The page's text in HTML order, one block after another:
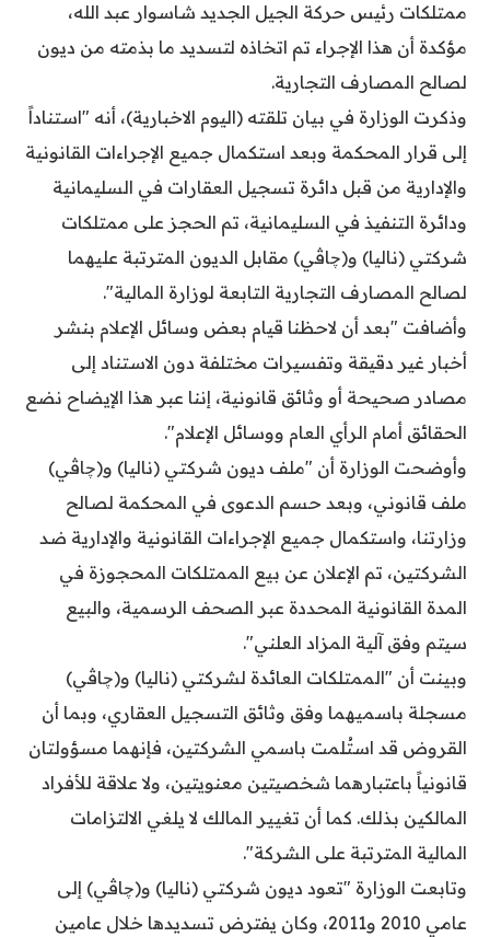
ممتلكات رئيس حركة الجيل الجديد شاسوار عبد الله،
مؤكدة أن هذا الإجراء تم اتخاذه لتسديد ما بذمته من ديون
لصالح المصارف التجارية.
وذكرت الوزارة في بيان تلقته (اليوم الاخبارية)، أنه "استناداً
إلى قرار المحكمة وبعد استكمال جميع الإجراءات القانونية
والإدارية من قبل دائرة تسجيل العقارات في السليمانية
ودائرة التنفيذ في السليمانية، تم الحجز على ممتلكات
شركتي (ناليا) و(چاڤي) مقابل الديون المترتبة عليهما
لصالح المصارف التجارية التابعة لوزارة المالية".
وأضافت "بعد أن لاحظنا قيام بعض وسائل الإعلام بنشر
أخبار غير دقيقة وتفسيرات مختلفة دون الاستناد إلى
مصادر صحيحة أو وثائق قانونية، إننا عبر هذا الإيضاح نضع
الحقائق أمام الرأي العام ووسائل الإعلام".
وأوضحت الوزارة أن "ملف ديون شركتي (ناليا) و(چاڤي)
ملف قانوني، وبعد حسم الدعوى في المحكمة لصالح
وزارتنا، واستكمال جميع الإجراءات القانونية والإدارية ضد
الشركتين، تم الإعلان عن بيع الممتلكات المحجوزة في
المدة القانونية المحددة عبر الصحف الرسمية، والبيع
سيتم وفق آلية المزاد العلني".
وبينت أن "الممتلكات العائدة لشركتي (ناليا) و(چاڤي)
مسجلة باسميهما وفق وثائق التسجيل العقاري، وبما أن
القروض قد استُلمت باسمي الشركتين، فإنهما مسؤولتان
قانونياً باعتبارهما شخصيتين معنويتين، ولا علاقة للأفراد
المالكين بذلك. كما أن تغيير المالك لا يلغي الالتزامات
المالية المترتبة على الشركة".
وتابعت الوزارة "تعود ديون شركتي (ناليا) و(چاڤي) إلى
عامي 2010 و2011، وكان يفترض تسديدها خلال عامين